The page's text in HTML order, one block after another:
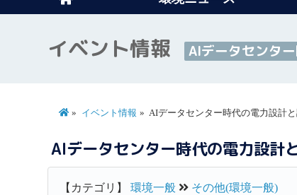
イベント情報 AIデータセンタ
イベント情報 AIデータセンター時代の電力設計
AIデータセンター時代の電力設計
【カテゴリ】環境一般
その他(環境一般)